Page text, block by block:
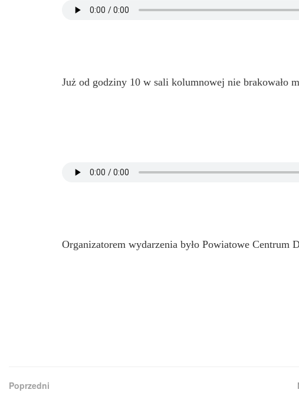
Już od godziny 10 w sali kolumnowej nie brakowało
Organizatorem wydarzenia było Powiatowe Centrum
Poprzedni